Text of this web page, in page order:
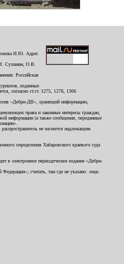
И.Ю. Адрес
Сухинин, О.В.
Российская
изданные
согласно ст.ст. 1275, 1276, 1306
«Дебри-ДВ», хранящий информацию,
права и законные интересы граждан,
информации (а также сообщения, переданные
не является надлежащим
определения Хабаровского краевого суда
в электронное периодическое издание «Дебри-
считать, там где не указано: лицо